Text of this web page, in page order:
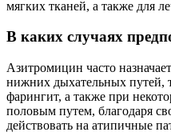
мягких тканей, а также для
В каких случаях
Азитромицин часто
нижних дыхательных путей,
фарингит, а также при
половым путем, благодаря
действовать на атипичные